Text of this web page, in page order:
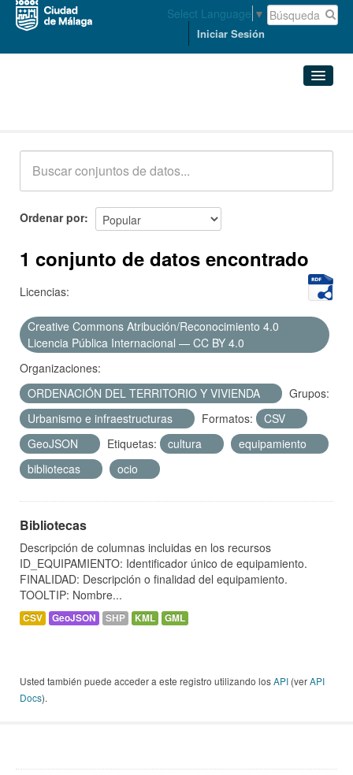
Select Language ▼
Iniciar Sesión
Acerca de
Ordenar por
1 conjunto de datos encontrado
Licencias:
Creative Commons Atribución/Reconocimiento 4.0
Licencia Pública Internacional — CC BY 4.0
Organizaciones:
ORDENACIÓN DEL TERRITORIO Y VIVIENDA
Grupos:
Urbanismo e infraestructuras
Formatos:
CSV
GeoJSON
Etiquetas: cultura
equipamiento
bibliotecas
ocio
Bibliotecas
Descripción de columnas incluidas en los recursos
ID_EQUIPAMIENTO: Identificador único de equipamiento.
FINALIDAD: Descripción o finalidad del equipamiento.
TOOLTIP: Nombre...
CSV GeoJSON SHP KML GML
Usted también puede acceder a este registro utilizando losAPI (verAPI
Docs).